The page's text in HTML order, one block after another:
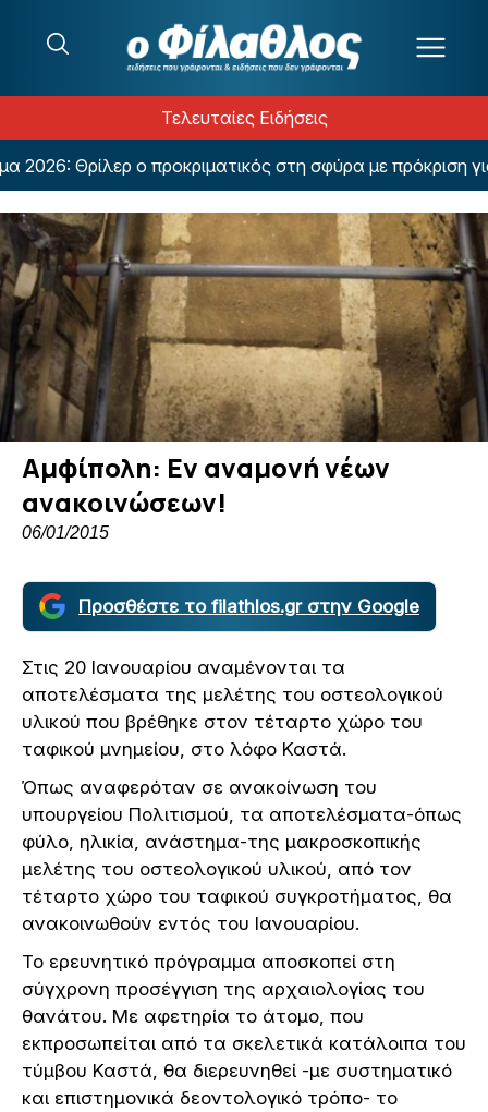
Τελευταίες Ειδήσεις
Θρίλερ ο προκριματικός στη σφύρα με πρόκριση
Αμφίπολη: Εν αναμονή νέων
ανακοινώσεων!
06/01/2015
Προσθέστε το filathlos.gr στην Google
Στις 20 Ιανουαρίου αναμένονται τα
αποτελέσματα της μελέτης του οστεολογικού
υλικού που βρέθηκε στον τέταρτο χώρο του
ταφικού μνημείου, στο λόφο Καστά.
Όπως αναφερόταν σε ανακοίνωση του
υπουργείου Πολιτισμού, τα αποτελέσματα-όπως
φύλο, ηλικία, ανάστημα-της μακροσκοπικής
μελέτης του οστεολογικού υλικού, από τον
τέταρτο χώρο του ταφικού συγκροτήματος, θα
ανακοινωθούν εντός του Ιανουαρίου.
Το ερευνητικό πρόγραμμα αποσκοπεί στη
σύγχρονη προσέγγιση της αρχαιολογίας του
θανάτου. Με αφετηρία το άτομο, που
εκπροσωπείται από τα σκελετικά κατάλοιπα του
τύμβου Καστά, θα διερευνηθεί -με συστηματικό
και επιστημονικά δεοντολογικό τρόπο- το